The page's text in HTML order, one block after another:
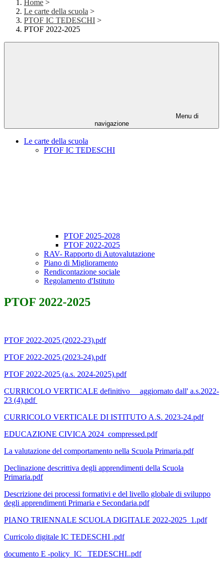
Home >
Le carte della scuola >
PTOF IC TEDESCHI >
PTOF 2022-2025
Menu di
navigazione
Le carte della scuola
PTOF IC TEDESCHI
PTOF 2025-2028
PTOF 2022-2025
RAV- Rapporto di Autovalutazione
Piano di Miglioramento
Rendicontazione sociale
Regolamento d'Istituto
PTOF 2022-2025
PTOF 2022-2025 (2022-23).pdf
PTOF 2022-2025 (2023-24).pdf
PTOF 2022-2025 (a.s. 2024-2025).pdf
CURRICOLO VERTICALE definitivo__ aggiornato dall' a.s.2022-
23 (4).pdf
CURRICOLO VERTICALE DI ISTITUTO A.S. 2023-24.pdf
EDUCAZIONE CIVICA 2024_compressed.pdf
La valutazione del comportamento nella Scuola Primaria.pdf
Declinazione descrittiva degli apprendimenti della Scuola
Primaria.pdf
Descrizione dei processi formativi e del livello globale di sviluppo
degli apprendimenti Primaria e Secondaria.pdf
PIANO TRIENNALE SCUOLA DIGITALE 2022-2025_1.pdf
Curricolo digitale IC TEDESCHI .pdf
documento E -policy_IC_ TEDESCHI..pdf